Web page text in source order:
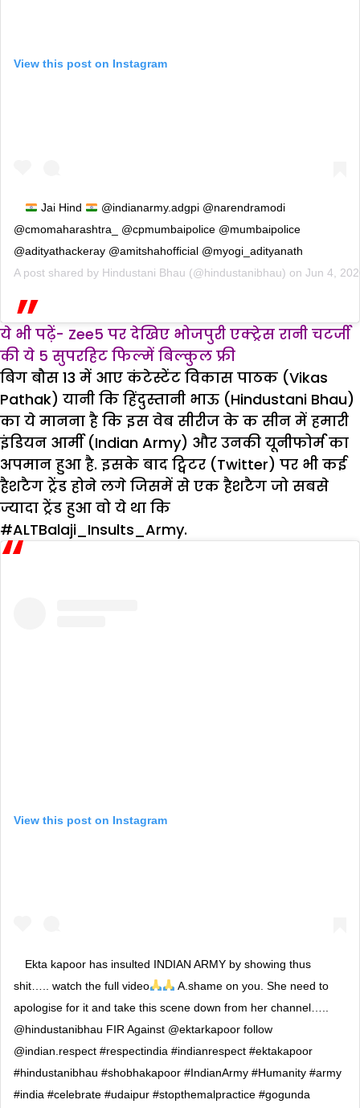
View this post on Instagram
Jai Hind
@indianarmy.adgpi @narendramodi
@cmomaharashtra_ @cpmumbaipolice @mumbaipolice
@adityathackeray @amitshahofficial @myogi_adityanath
A post shared by Hindustani Bhau (@hindustanibhau) on Jun 4,
ये भी पढ़ें- Zee5 पर देखिए भोजपुरी एक्ट्रेस रानी चटर्जी
की ये 5 सुपरहिट फिल्में बिल्कुल फ्री
बिग बौस 13 में आए कंटेस्टेंट विकास पाठक (Vikas
Pathak) यानी कि हिंदुस्तानी भाऊ (Hindustani Bhau)
का ये मानना है कि इस वेब सीरीज के क सीन में हमारी
इंडियन आर्मी (Indian Army) और उनकी यूनीफोर्म का
अपमान हुआ है. इसके बाद ट्विटर (Twitter) पर भी कई
हैशटैग ट्रेंड होने लगे जिसमें से एक हैशटैग जो सबसे
ज्यादा ट्रेंड हुआ वो ये था कि
#ALTBalaji_Insults_Army.
View this post on Instagram
Ekta kapoor has insulted INDIAN ARMY by showing thus
shit….. watch the full video
A.shame on you. She need to
apologise for it and take this scene down from her channel…..
@hindustanibhau FIR Against @ektarkapoor follow
@indian.respect #respectindia #indianrespect #ektakapoor
#hindustanibhau #shobhakapoor #IndianArmy #Humanity #army
#india #celebrate #udaipur #stopthemalpractice #gogunda